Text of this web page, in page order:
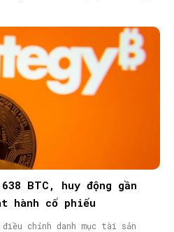
BTC, huy động gần
hành cổ phiếu
chỉnh danh mục tài sản